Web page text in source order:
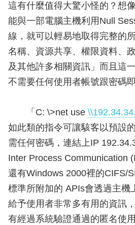
這有什麼值得大驚小怪的？想
能與一部電腦主機利用Null
線，就可以輕易地取得完整的
名稱、資源共享、權限資料、
及其他許多相關資訊」而且這
不需要任何使用者帳號跟密碼即
「C: \>net use
如此類的指令可讓駭客以預設
需任何密碼，連結上IP
Inter Process Communication
還有Windows 2000裡的CIFS/
標準所附加的 APIs會透過主機
給予使用者非常多有用的資訊
有經過系統驗證通過的匿名使